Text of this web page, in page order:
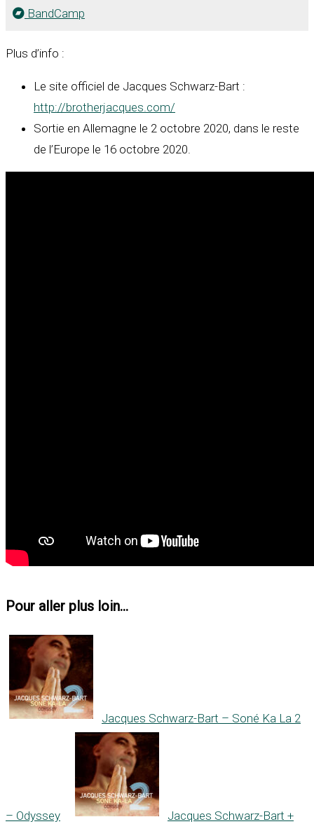
BandCamp
Plus d’info :
Le site officiel de Jacques Schwarz-Bart :
http://brotherjacques.com/
Sortie en Allemagne le 2 octobre 2020, dans le reste
de l’Europe le 16 octobre 2020.
Pour aller plus loin...
Jacques Schwarz-Bart – Soné Ka La 2
– Odyssey Jacques Schwarz-Bart +